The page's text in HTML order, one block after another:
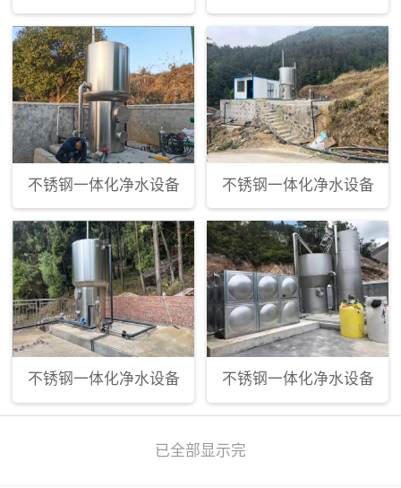
不锈钢一体化净水设备 不锈钢一体化净水设备
不锈钢一体化净水设备 不锈钢一体化净水设备
已全部显示完